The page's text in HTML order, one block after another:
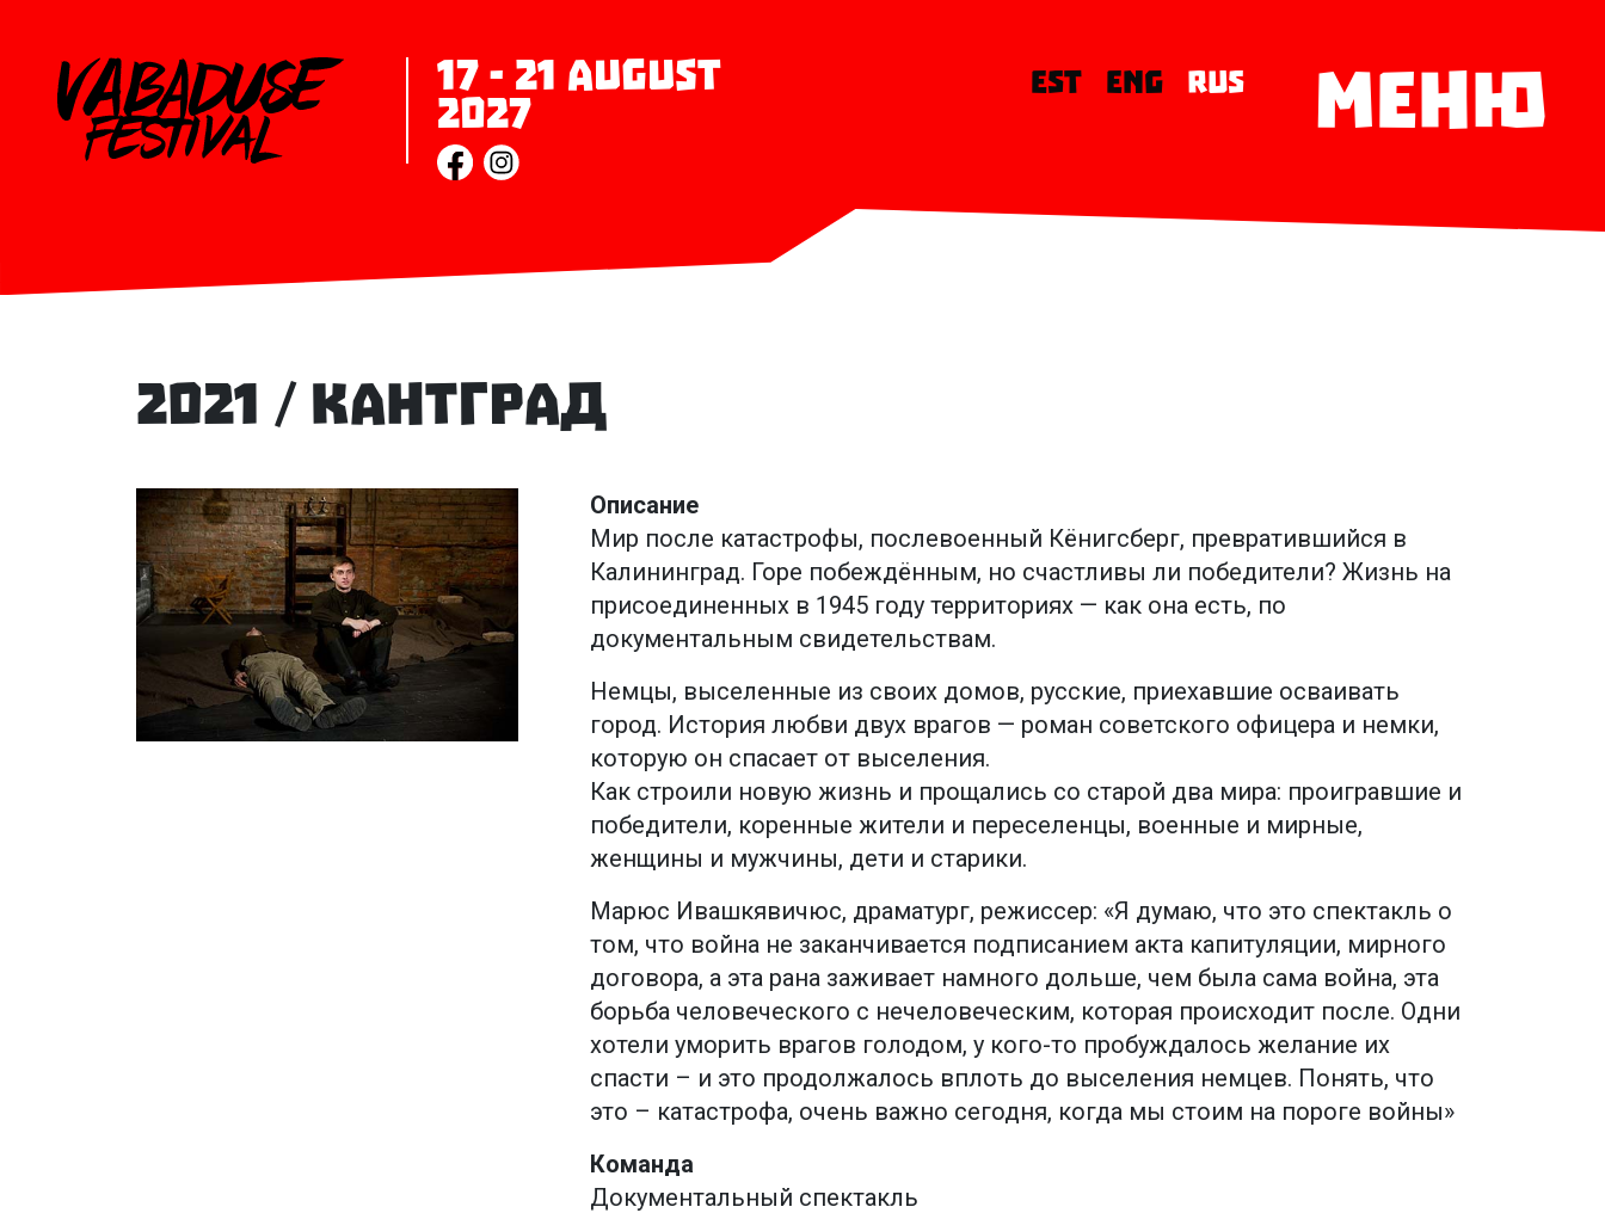
17 - 21 August
2027
EST ENG RUS МЕНЮ
2021 / Кантград
Описание
Мир после катастрофы, послевоенный Кёнигсберг, превратившийся в
Калининград. Горе побеждённым, но счастливы ли победители? Жизнь на
присоединенных в 1945 году территориях — как она есть, по
документальным свидетельствам.
Немцы, выселенные из своих домов, русские, приехавшие осваивать
город. История любви двух врагов — роман советского офицера и немки,
которую он спасает от выселения.
Как строили новую жизнь и прощались со старой два мира: проигравшие и
победители, коренные жители и переселенцы, военные и мирные,
женщины и мужчины, дети и старики.
Марюс Ивашкявичюс, драматург, режиссер: «Я думаю, что это спектакль о
том, что война не заканчивается подписанием акта капитуляции, мирного
договора, а эта рана заживает намного дольше, чем была сама война, эта
борьба человеческого с нечеловеческим, которая происходит после. Одни
хотели уморить врагов голодом, у кого-то пробуждалось желание их
спасти – и это продолжалось вплоть до выселения немцев. Понять, что
это – катастрофа, очень важно сегодня, когда мы стоим на пороге войны»
Команда
Документальный спектакль